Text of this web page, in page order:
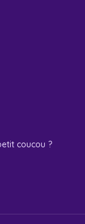
coucou ?